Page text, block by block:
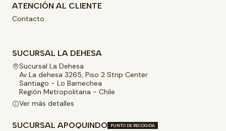
ATENCIÓN AL CLIENTE
Contacto
SUCURSAL LA DEHESA
Sucursal La Dehesa
Av La dehesa 3265, Piso 2 Strip Center
Santiago - Lo Barnechea
Región Metropolitana - Chile
Ver más detalles
SUCURSAL APOQUINDO PUNTO DE RECOGIDA